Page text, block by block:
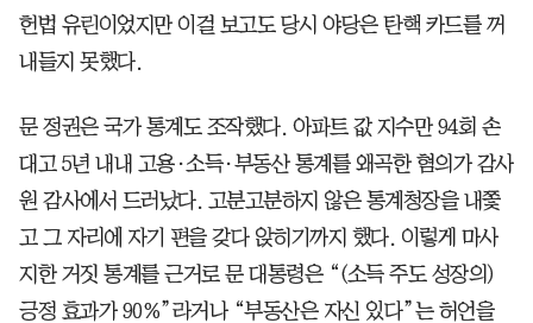
헌법 유린이었지만 이걸 보고도 당시 야당은 탄핵 카드를 꺼
내들지 못했다.
문 정권은 국가 통계도 조작했다. 아파트 값 지수만 94회 손
대고 5년 내내 고용·소득·부동산 통계를 왜곡한 혐의가 감사
원 감사에서 드러났다. 고분고분하지 않은 통계청장을 내쫓
고 그 자리에 자기 편을 갖다 앉히기까지 했다. 이렇게 마사
지한 거짓 통계를 근거로 문 대통령은 “(소득 주도 성장의)
긍정 효과가 90%”라거나 “부동산은 자신 있다”는 허언을